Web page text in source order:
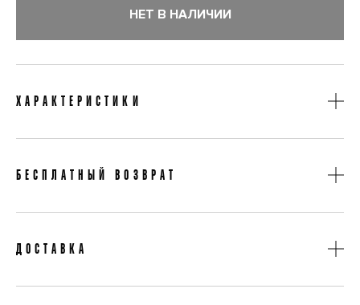
НЕТ В НАЛИЧИИ
ХАРАКТЕРИСТИКИ
Сезон
Осінь
БЕСПЛАТНЫЙ ВОЗВРАТ
ДОСТАВКА